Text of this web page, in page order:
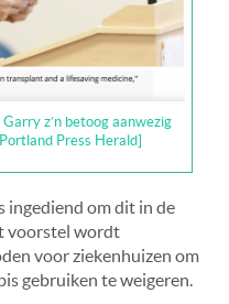
z’n betoog aanwezig
Press Herald]
ingediend om dit in de
voorstel wordt
voor ziekenhuizen om
gebruiken te weigeren.